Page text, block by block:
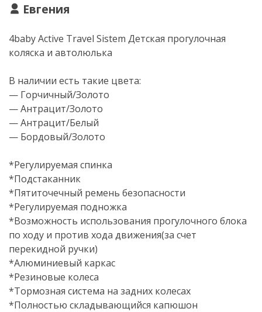
Евгения
4baby Active Travel Sistem Детская прогулочная
коляска и автолюлька
В наличии есть такие цвета:
— Горчичный/Золото
— Антрацит/Золото
— Антрацит/Белый
— Бордовый/Золото
*Регулируемая спинка
*Подстаканник
*Пятиточечный ремень безопасности
*Регулируемая подножка
*Возможность использования прогулочного блока
по ходу и против хода движения(за счет
перекидной ручки)
*Алюминиевый каркас
*Резиновые колеса
*Тормозная система на задних колесах
*Полностью складывающийся капюшон